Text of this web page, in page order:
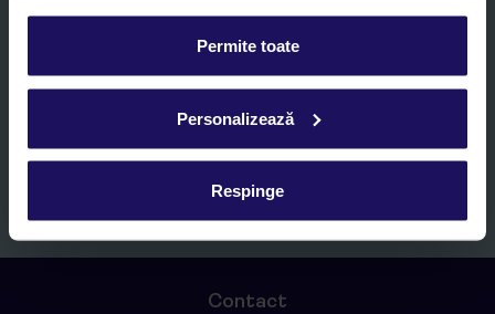
Permite toate
Personalizează
Respinge
E-MAIL*
Sunt de acord cu prelucrarea datelor mele personale de către TUI
„Informații privind prelucrarea datelor cu caracter
personal”, prin mijloace electronice de comunicare (e-mail),
Înscrieți-vă
Contact